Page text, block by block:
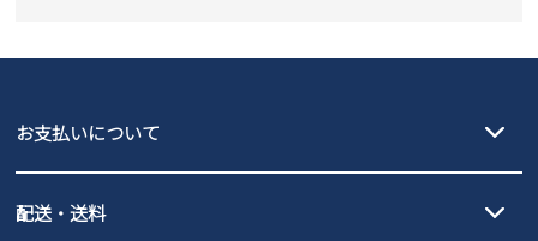
お支払いについて
PayPay（オンライン決済）、代金引換のご利用が可能です。
配送・送料